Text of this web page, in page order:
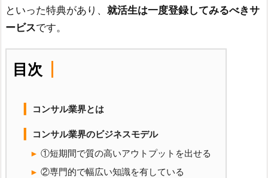
といった特典があり、 就活生は一度登録してみるべきサ
ービスです。
目次
コンサル業界とは
コンサル業界のビジネスモデル
①短期間で質の高いアウトプットを出せる
②専門的で幅広い知識を有している